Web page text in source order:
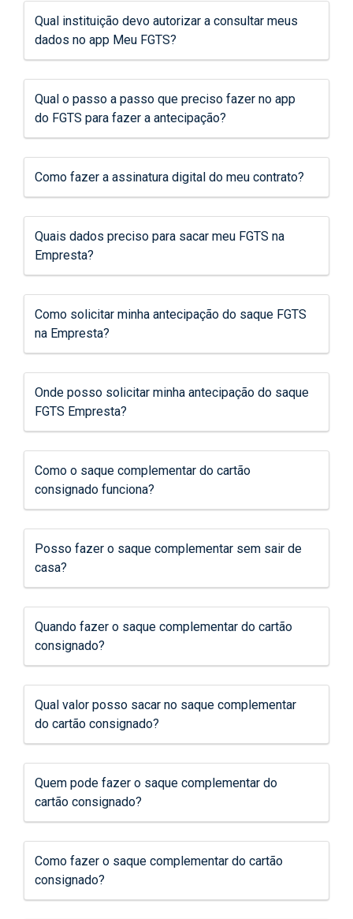
Qual instituição devo autorizar a consultar meus
dados no app Meu FGTS?
Qual o passo a passo que preciso fazer no app
do FGTS para fazer a antecipação?
Como fazer a assinatura digital do meu contrato?
Quais dados preciso para sacar meu FGTS na
Empresta?
Como solicitar minha antecipação do saque FGTS
na Empresta?
Onde posso solicitar minha antecipação do saque
FGTS Empresta?
Como o saque complementar do cartão
consignado funciona?
Posso fazer o saque complementar sem sair de
casa?
Quando fazer o saque complementar do cartão
consignado?
Qual valor posso sacar no saque complementar
do cartão consignado?
Quem pode fazer o saque complementar do
cartão consignado?
Como fazer o saque complementar do cartão
consignado?